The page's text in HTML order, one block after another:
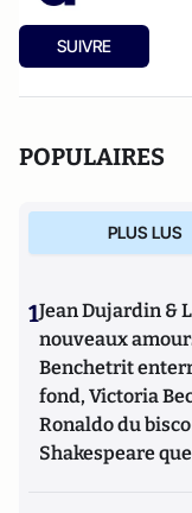
SUIVRE
POPULAIRES
PLUS LUS
1Jean Dujardin &
nouveaux
Benchetrit
fond, Victoria
Ronaldo du
Shakespeare